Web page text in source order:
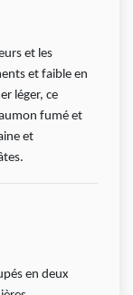
et les
et faible en
léger, ce
fumé et
et
en deux